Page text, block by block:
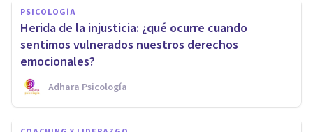
PSICOLOGÍA
Herida de la injusticia: ¿qué ocurre cuando
sentimos vulnerados nuestros derechos
emocionales?
Adhara Psicología